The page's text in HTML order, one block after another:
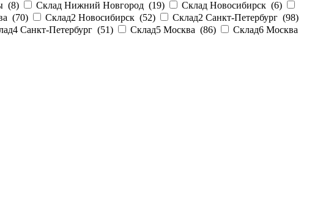
(8) Склад Нижний Новгород (19) Склад Новосибирск (6)
(70) Склад2 Новосибирск (52) Склад2 Санкт-Петербург (98)
Санкт-Петербург (51) Склад5 Москва (86)
Склад6 Москва